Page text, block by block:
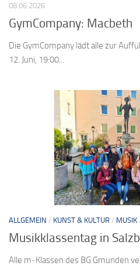
08.06.2026
GymCompany: Macbeth
Die GymCompany lädt alle zur
12. Juni, 19:00...
ALLGEMEIN / KUNST & KULTUR / MUSIK
Musikklassentag in
Alle m‑Klassen des BG Gmunden